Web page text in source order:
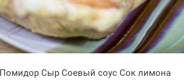
Помидор Сыр Соевый соус Сок лимона